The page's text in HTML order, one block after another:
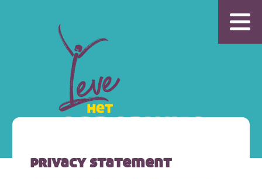
privacy statement